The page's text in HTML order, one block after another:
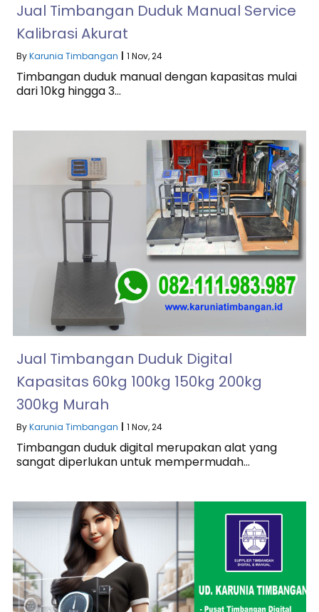
Jual Timbangan Duduk Manual Service
Kalibrasi Akurat
ByKarunia Timbangan 1 Nov, 24
Timbangan duduk manual dengan kapasitas mulai
dari 10kg hingga 3…
Jual Timbangan Duduk Digital
Kapasitas 60kg 100kg 150kg 200kg
300kg Murah
ByKarunia Timbangan 1 Nov, 24
Timbangan duduk digital merupakan alat yang
sangat diperlukan untuk mempermudah…